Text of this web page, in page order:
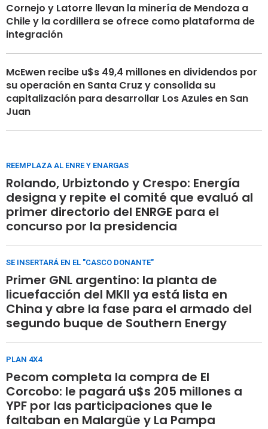
Cornejo y Latorre llevan la minería de Mendoza a
Chile y la cordillera se ofrece como plataforma de
integración
McEwen recibe u$s 49,4 millones en dividendos por
su operación en Santa Cruz y consolida su
capitalización para desarrollar Los Azules en San
Juan
REEMPLAZA AL ENRE Y ENARGAS
Rolando, Urbiztondo y Crespo: Energía
designa y repite el comité que evaluó al
primer directorio del ENRGE para el
concurso por la presidencia
SE INSERTARÁ EN EL "CASCO DONANTE"
Primer GNL argentino: la planta de
licuefacción del MKII ya está lista en
China y abre la fase para el armado del
segundo buque de Southern Energy
PLAN 4X4
Pecom completa la compra de El
Corcobo: le pagará u$s 205 millones a
YPF por las participaciones que le
faltaban en Malargüe y La Pampa